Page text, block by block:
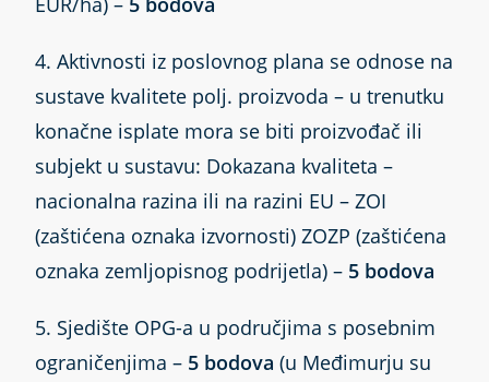
4. Aktivnosti iz poslovnog plana se odnose na
sustave kvalitete polj. proizvoda – u trenutku
konačne isplate mora se biti proizvođač ili
subjekt u sustavu: Dokazana kvaliteta –
nacionalna razina ili na razini EU – ZOI
(zaštićena oznaka izvornosti) ZOZP (zaštićena
oznaka zemljopisnog podrijetla) – 5 bodova
5. Sjedište OPG-a u područjima s posebnim
ograničenjima – 5 bodova (u Međimurju su